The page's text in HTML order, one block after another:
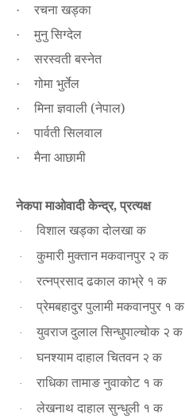
· रचना खड्का
· मुनु सिग्देल
· सरस्वती बस्नेत
· गोमा भुर्तेल
· मिना ज्ञवाली (नेपाल)
· पार्वती सिलवाल
· मैना आछामी
नेकपा माओवादी केन्द्र,प्रत्यक्ष
· विशाल खड्का दोलखा क
· कुमारी मुक्तान मकवानपुर २ क
· रत्नप्रसाद ढकाल काभ्रे १ क
· प्रेमबहादुर पुलामी मकवानपुर १ क
· युवराज दुलाल सिन्धुपाल्चोक २ क
· घनश्याम दाहाल चितवन २ क
· राधिका तामाङ नुवाकोट १ क
· लेखनाथ दाहाल सुन्धुली १ क